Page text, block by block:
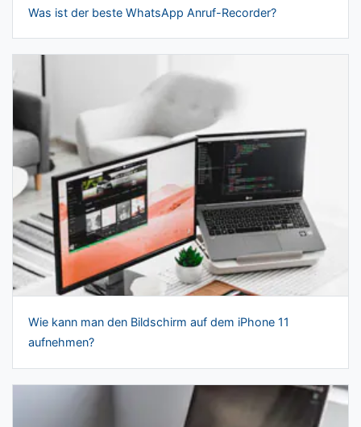
Was ist der beste WhatsApp Anruf-Recorder?
Wie kann man den Bildschirm auf dem iPhone 11
aufnehmen?